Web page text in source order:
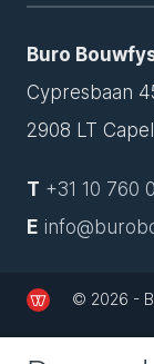
Buro
Cypresbaan
2908 LT
T +31 10 760
E
© 2026 -